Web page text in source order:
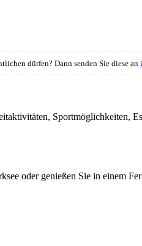
dürfen? Dann senden Sie diese an
oder genießen Sie in einem